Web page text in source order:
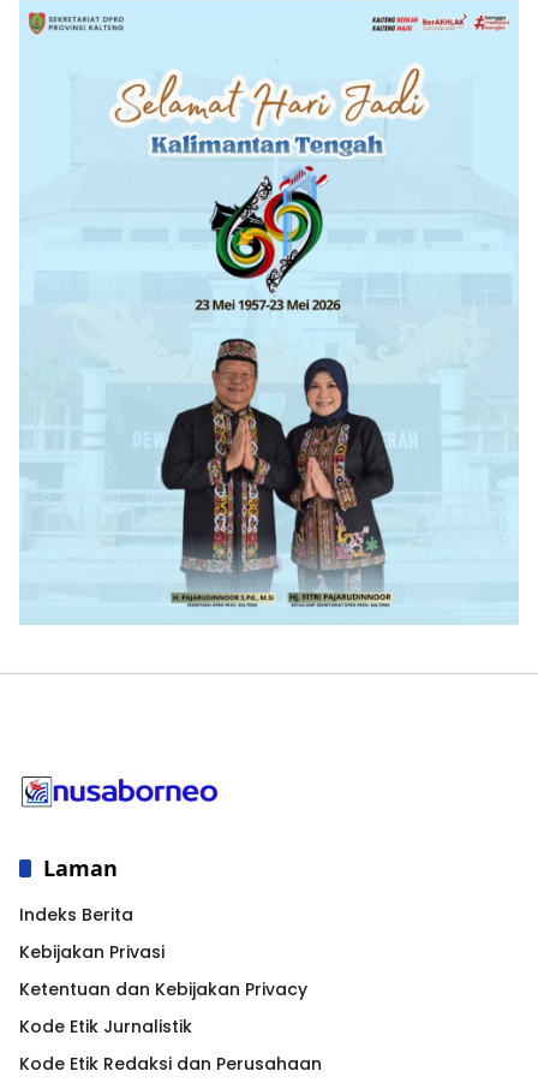
Laman
Indeks Berita
Kebijakan Privasi
Ketentuan dan Kebijakan Privacy
Kode Etik Jurnalistik
Kode Etik Redaksi dan Perusahaan